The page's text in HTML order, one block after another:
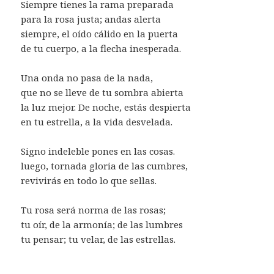
Siempre tienes la rama preparada
para la rosa justa; andas alerta
siempre, el oído cálido en la puerta
de tu cuerpo, a la flecha inesperada.
Una onda no pasa de la nada,
que no se lleve de tu sombra abierta
la luz mejor. De noche, estás despierta
en tu estrella, a la vida desvelada.
Signo indeleble pones en las cosas.
luego, tornada gloria de las cumbres,
revivirás en todo lo que sellas.
Tu rosa será norma de las rosas;
tu oír, de la armonía; de las lumbres
tu pensar; tu velar, de las estrellas.